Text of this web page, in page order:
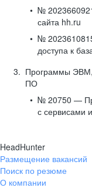
№
сайта hh.ru
№
доступа к
Программы ЭВМ,
ПО
№ 20750 —
с сервисами
HeadHunter
Размещение вакансий
Поиск по резюме
О компании